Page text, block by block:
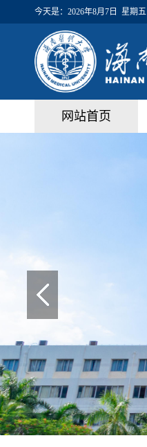
今天是： 2026年8月7日 星期五
网站首页